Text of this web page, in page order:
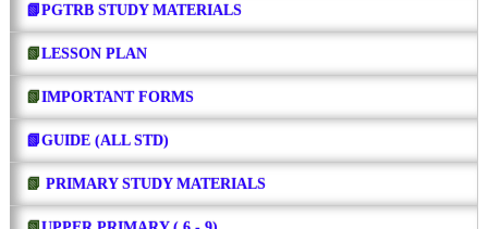
📗PGTRB STUDY MATERIALS
📗LESSON PLAN
📗IMPORTANT FORMS
📗GUIDE (ALL STD)
📗 PRIMARY STUDY MATERIALS